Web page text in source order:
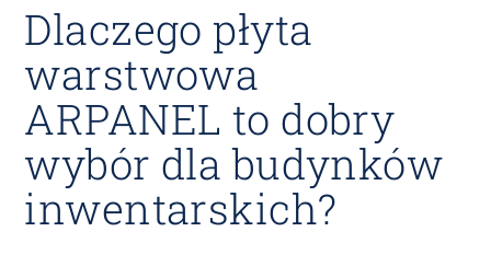
Dlaczego płyta
warstwowa
ARPANEL to dobry
wybór dla budynków
inwentarskich?